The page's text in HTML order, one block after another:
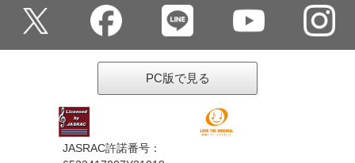
PC版で見る
JASRAC許諾番号：